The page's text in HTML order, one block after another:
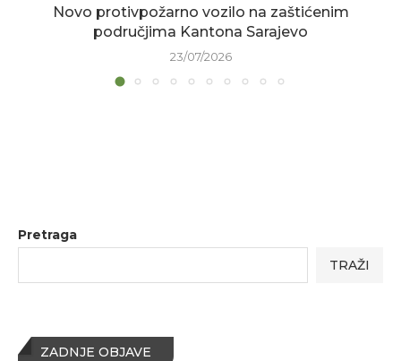
Novo protivpožarno vozilo na zaštićenim
područjima Kantona Sarajevo
23/07/2026
Pretraga
TRAŽI
ZADNJE OBJAVE